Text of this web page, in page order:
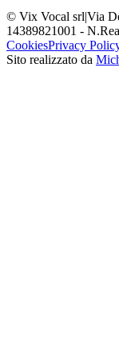
© Vix Vocal srl|Via
14389821001 -
CookiesPrivacy
Sito realizzato da